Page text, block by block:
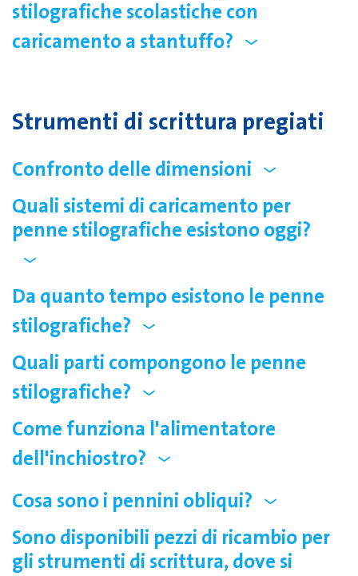
stilografiche scolastiche con
caricamento a stantuffo?
Strumenti di scrittura pregiati
Confronto delle dimensioni
Quali sistemi di caricamento per
penne stilografiche esistono oggi?
Da quanto tempo esistono le penne
stilografiche?
Quali parti compongono le penne
stilografiche?
Come funziona l'alimentatore
dell'inchiostro?
Cosa sono i pennini obliqui?
Sono disponibili pezzi di ricambio per
gli strumenti di scrittura, dove si